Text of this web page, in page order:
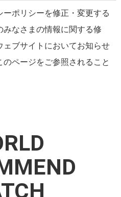
ポリシーを修正・変更する
なさまの情報に関する修
ブサイトにおいてお知らせ
ページをご参照されること